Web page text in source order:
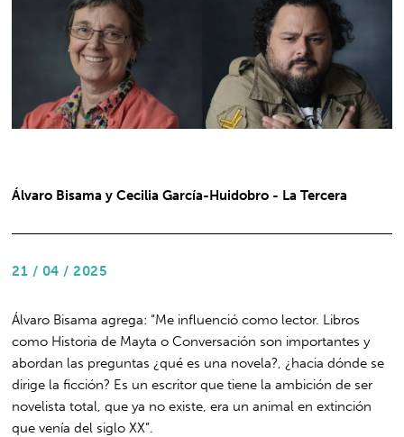
Álvaro Bisama y Cecilia García-Huidobro - La Tercera
21 / 04 / 2025
Álvaro Bisama agrega: “Me influenció como lector. Libros
como Historia de Mayta o Conversación son importantes y
abordan las preguntas ¿qué es una novela?, ¿hacia dónde se
dirige la ficción? Es un escritor que tiene la ambición de ser
novelista total, que ya no existe, era un animal en extinción
que venía del siglo XX”.